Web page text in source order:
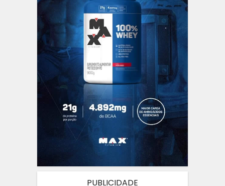
PUBLICIDADE